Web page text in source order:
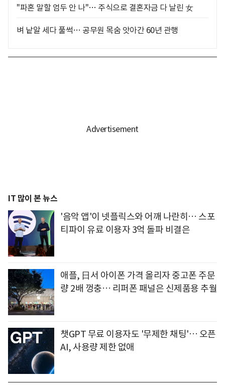
"파혼 말할 엄두 안 나"… 주식으로 결혼자금 다 날린 女
벼 낱알 세다 풀썩… 공무원 목숨 앗아간 60년 관행
IT 많이 본 뉴스
'음악 앱'이 넷플릭스와 어깨 나란히… 스포
티파이 유료 이용자 3억 돌파 비결은
애플, 日서 아이폰 가격 올리자 중고폰 주문
량 2배 껑충… 리퍼폰 패널은 신제품용 추월
챗GPT 무료 이용자도 '무제한 채팅'… 오픈
AI, 사용량 제한 없애